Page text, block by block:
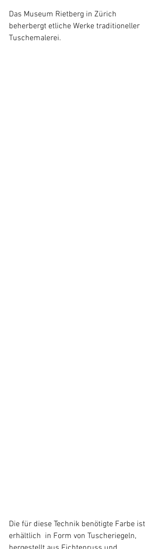
Das Museum Rietberg in Zürich
beherbergt etliche Werke traditioneller
Tuschemalerei.
Die für diese Technik benötigte Farbe ist
erhältlich  in Form von Tuscheriegeln,